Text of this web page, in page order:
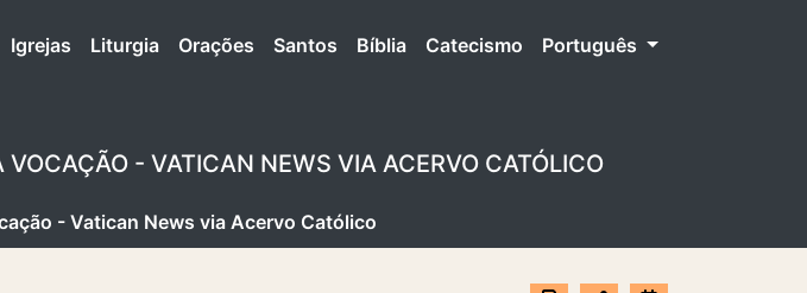
Igrejas Liturgia Orações Santos Bíblia Catecismo Português
- VATICAN NEWS VIA ACERVO CATÓLICO
- Vatican News via Acervo Católico